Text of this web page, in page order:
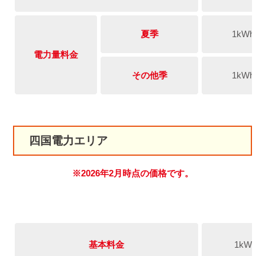
電力量料金
夏季 1kWh
その他季 1kWh
四国電力エリア
※2026年2月時点の価格です。
基本料金 1kW